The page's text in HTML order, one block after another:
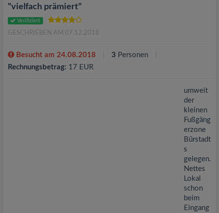
"vielfach prämiert"
Verifiziert
GESCHRIEBEN AM 07.12.2018
Besucht am 24.08.2018 3 Personen
Rechnungsbetrag: 17 EUR
umweit
der
kleinen
Fußgäng
erzone
Bürstadt
s
gelegen.
Nettes
Lokal
schon
beim
Eingang
a
t